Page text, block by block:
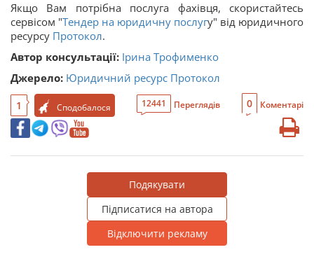
Якщо Вам потрібна послуга фахівця, скористайтесь
сервісом "Тендер на юридичну послугу" від юридичного
ресурсу Протокол.
Автор консультації: Ірина Трофименко
Джерело: Юридичний ресурс Протокол
1 Сподобалося 12441 Переглядів 0 Коментарі
Подякувати
Підписатися на автора
Відключити рекламу